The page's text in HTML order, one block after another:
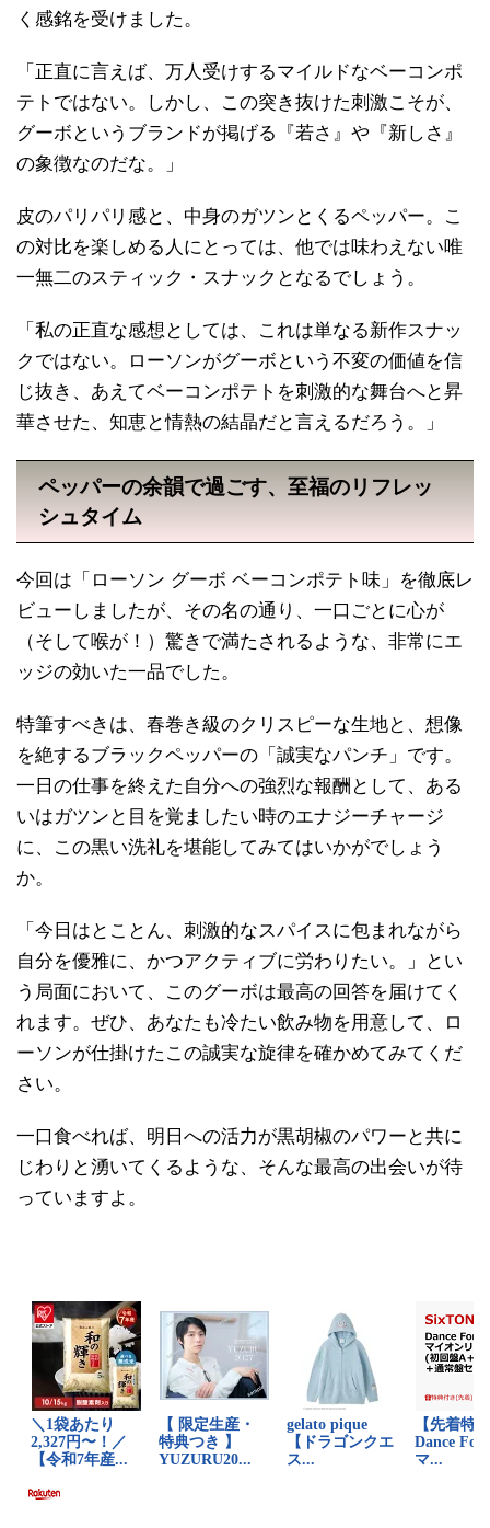
く感銘を受けました。
「正直に言えば、万人受けするマイルドなベーコンポ
テトではない。しかし、この突き抜けた刺激こそが、
グーボというブランドが掲げる『若さ』や『新しさ』
の象徴なのだな。」
皮のパリパリ感と、中身のガツンとくるペッパー。こ
の対比を楽しめる人にとっては、他では味わえない唯
一無二のスティック・スナックとなるでしょう。
「私の正直な感想としては、これは単なる新作スナッ
クではない。ローソンがグーボという不変の価値を信
じ抜き、あえてベーコンポテトを刺激的な舞台へと昇
華させた、知恵と情熱の結晶だと言えるだろう。」
ペッパーの余韻で過ごす、至福のリフレッ
シュタイム
今回は「ローソン グーボ ベーコンポテト味」を徹底レ
ビューしましたが、その名の通り、一口ごとに心が
（そして喉が！）驚きで満たされるような、非常にエ
ッジの効いた一品でした。
特筆すべきは、春巻き級のクリスピーな生地と、想像
を絶するブラックペッパーの「誠実なパンチ」です。
一日の仕事を終えた自分への強烈な報酬として、ある
いはガツンと目を覚ましたい時のエナジーチャージ
に、この黒い洗礼を堪能してみてはいかがでしょう
か。
「今日はとことん、刺激的なスパイスに包まれながら
自分を優雅に、かつアクティブに労わりたい。」とい
う局面において、このグーボは最高の回答を届けてく
れます。ぜひ、あなたも冷たい飲み物を用意して、ロ
ーソンが仕掛けたこの誠実な旋律を確かめてみてくだ
さい。
一口食べれば、明日への活力が黒胡椒のパワーと共に
じわりと湧いてくるような、そんな最高の出会いが待
っていますよ。